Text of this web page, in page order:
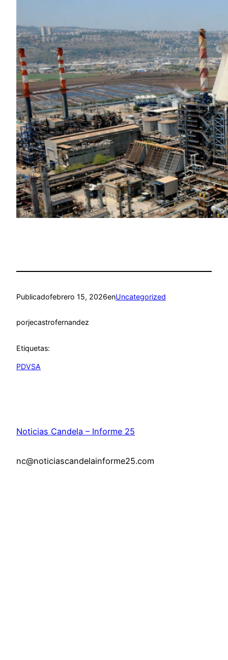
Publicadofebrero 15, 2026enUncategorized
porjecastrofernandez
Etiquetas:
PDVSA
Noticias Candela – Informe 25
nc@noticiascandelainforme25.com